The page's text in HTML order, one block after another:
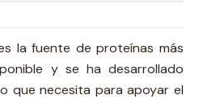
es la fuente de proteínas más
y se ha desarrollado
que necesita para apoyar el